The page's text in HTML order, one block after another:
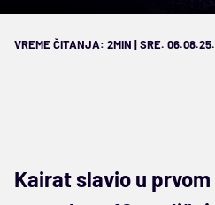
VREME ČITANJA: 2MIN | SRE.
Kairat slavio u prvom